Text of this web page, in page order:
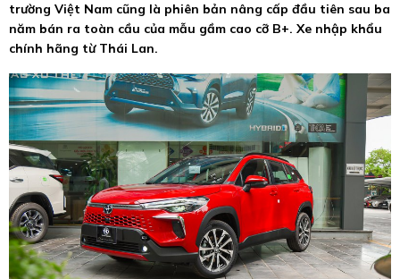
trường Việt Nam cũng là phiên bản nâng cấp đầu tiên sau ba
năm bán ra toàn cầu của mẫu gầm cao cỡ B+. Xe nhập khẩu
chính hãng từ Thái Lan.